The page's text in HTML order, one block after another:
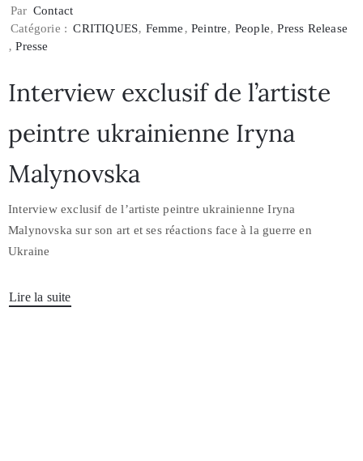
Par Contact
Catégorie : CRITIQUES‚ Femme‚Peintre‚ People‚Press Release
‚Presse
Interview exclusif de l’artiste
peintre ukrainienne Iryna
Malynovska
Interview exclusif de l’artiste peintre ukrainienne Iryna
Malynovska sur son art et ses réactions face à la guerre en
Ukraine
Lire la suite